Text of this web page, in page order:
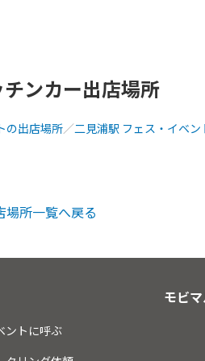
ンカー出店場所
の出店場所／二見浦駅 フェス・イベ
場所一覧へ戻る
ントに呼ぶ
モビ